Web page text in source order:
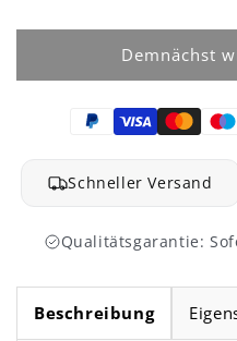
MoYu
RS3
MoYu
Super
RS3
2022
Demnächst
Schneller Versand
Qualitätsgarantie:
Beschreibung